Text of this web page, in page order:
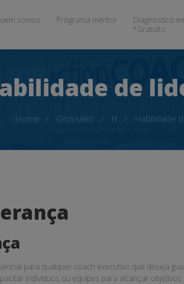
somos Programa mentor
Diagnóstico
*Gratuito
de
Home Glossário H Habilidade
para qualquer coach executivo que deseja
indivíduos ou equipes para alcançar